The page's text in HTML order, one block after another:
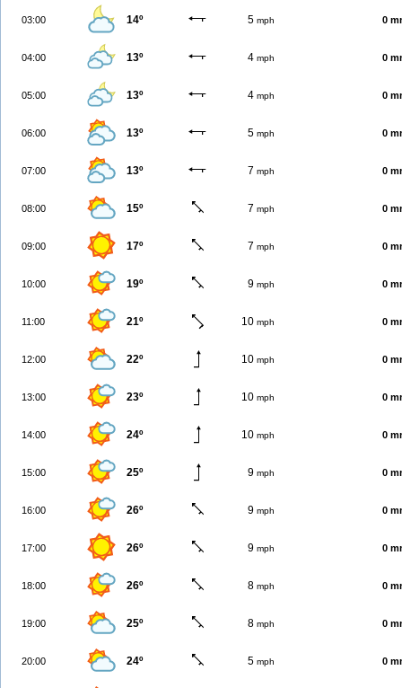
03:00 14º 5 mph 0
04:00 13º 4 mph 0
05:00 13º 4 mph 0
06:00 13º 5 mph 0
07:00 13º 7 mph 0
08:00 15º 7 mph 0
09:00 17º 7 mph 0
10:00 19º 9 mph 0
11:00 21º 10 mph 0
12:00 22º 10 mph 0
13:00 23º 10 mph 0
14:00 24º 10 mph 0
15:00 25º 9 mph 0
16:00 26º 9 mph 0
17:00 26º 9 mph 0
18:00 26º 8 mph 0
19:00 25º 8 mph 0
20:00 24º 5 mph 0